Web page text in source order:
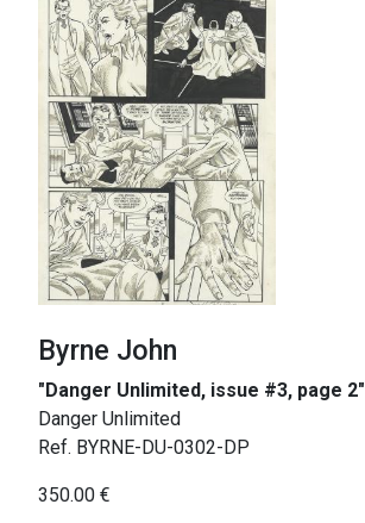
Byrne John
"Danger Unlimited, issue #3, page 2"
Danger Unlimited
Ref. BYRNE-DU-0302-DP
350.00 €